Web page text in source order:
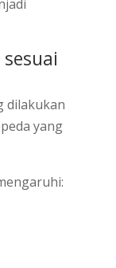
dilakukan
yang